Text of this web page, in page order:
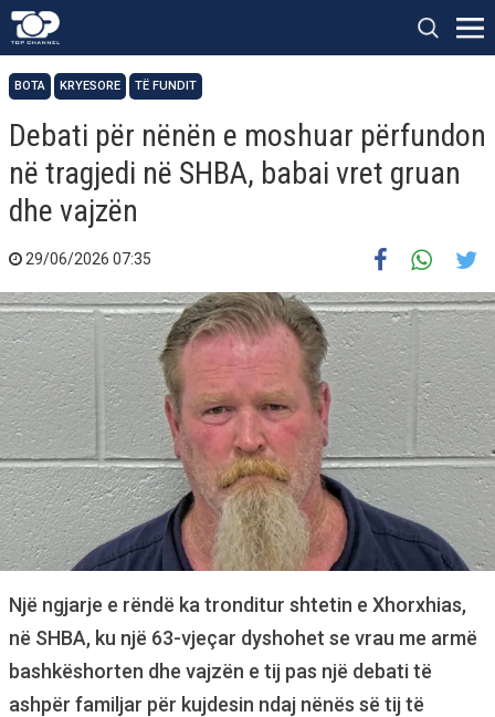
BOTA KRYESORE TË FUNDIT
Debati për nënën e moshuar përfundon
në tragjedi në SHBA, babai vret gruan
dhe vajzën
29/06/2026 07:35
Një ngjarje e rëndë ka tronditur shtetin e Xhorxhias,
në SHBA, ku një 63-vjeçar dyshohet se vrau me armë
bashkëshorten dhe vajzën e tij pas një debati të
ashpër familjar për kujdesin ndaj nënës së tij të